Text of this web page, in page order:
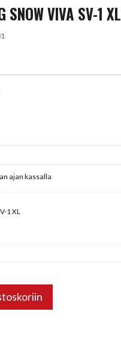
VIVA SV-1 XL
ajan kassalla
1 XL